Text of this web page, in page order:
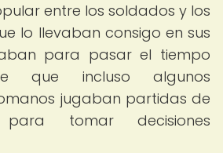
entre los soldados y los
lo llevaban consigo en sus
para pasar el tiempo
que incluso algunos
jugaban partidas de
para tomar decisiones